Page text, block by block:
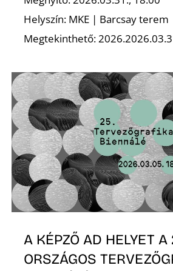
Helyszín: MKE | Barcsay terem
Megtekinthető:
A KÉPZŐ AD HELYET A
ORSZÁGOS